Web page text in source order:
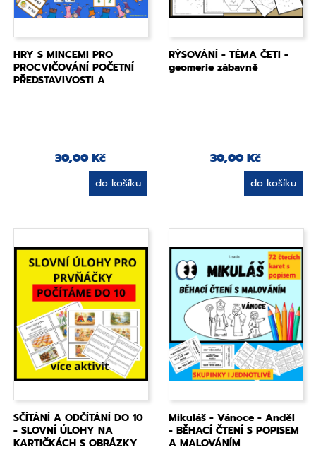
HRY S MINCEMI PRO
PROCVIČOVÁNÍ POČETNÍ
PŘEDSTAVIVOSTI A
30,00 Kč
do košíku
RÝSOVÁNÍ - TÉMA ČETI -
geomerie zábavně
30,00 Kč
do košíku
SČÍTÁNÍ A ODČÍTÁNÍ DO 10
- SLOVNÍ ÚLOHY NA
KARTIČKÁCH S OBRÁZKY
Mikuláš - Vánoce - Anděl
- BĚHACÍ ČTENÍ S POPISEM
A MALOVÁNÍM